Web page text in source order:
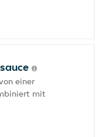
einer
mit